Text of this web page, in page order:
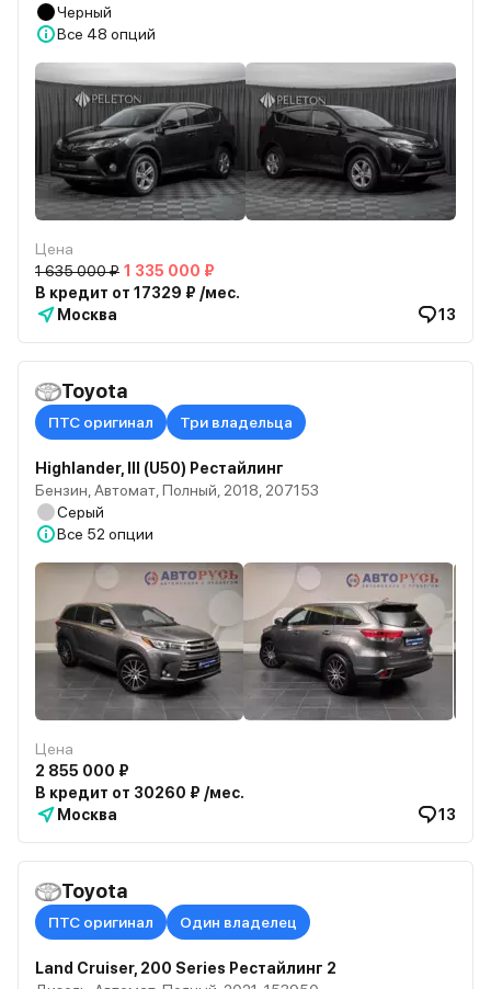
Черный
Все 48 опций
Цена
1 635 000 ₽ 1 335 000 ₽
В кредит от 17329 ₽ /мес.
Москва
13
Toyota
ПТС оригинал Три владельца
Highlander, III (U50) Рестайлинг
Бензин, Автомат, Полный, 2018, 207153
Серый
Все 52 опции
Цена
2 855 000 ₽
В кредит от 30260 ₽ /мес.
Москва
13
Toyota
ПТС оригинал Один владелец
Land Cruiser, 200 Series Рестайлинг 2